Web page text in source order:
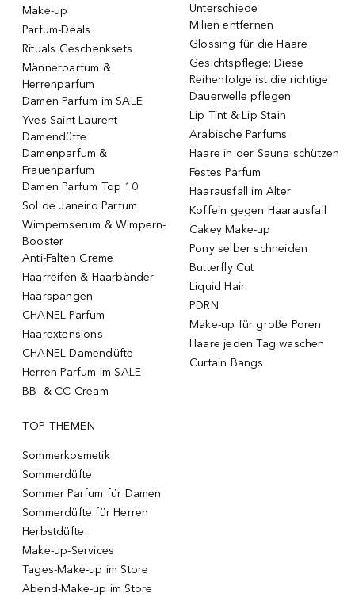
Make-up
Parfum-Deals
Rituals Geschenksets
Männerparfum &
Herrenparfum
Damen Parfum im SALE
Yves Saint Laurent
Damendüfte
Damenparfum &
Frauenparfum
Damen Parfum Top 10
Sol de Janeiro Parfum
Wimpernserum & Wimpern-
Booster
Anti-Falten Creme
Haarreifen & Haarbänder
Haarspangen
CHANEL Parfum
Haarextensions
CHANEL Damendüfte
Herren Parfum im SALE
BB- & CC-Cream
Unterschiede
Milien entfernen
Glossing für die Haare
Gesichtspflege: Diese
Reihenfolge ist die richtige
Dauerwelle pflegen
Lip Tint & Lip Stain
Arabische Parfums
Haare in der Sauna schützen
Festes Parfum
Haarausfall im Alter
Koffein gegen Haarausfall
Cakey Make-up
Pony selber schneiden
Butterfly Cut
Liquid Hair
PDRN
Make-up für große Poren
Haare jeden Tag waschen
Curtain Bangs
TOP THEMEN
Sommerkosmetik
Sommerdüfte
Sommer Parfum für Damen
Sommerdüfte für Herren
Herbstdüfte
Make-up-Services
Tages-Make-up im Store
Abend-Make-up im Store